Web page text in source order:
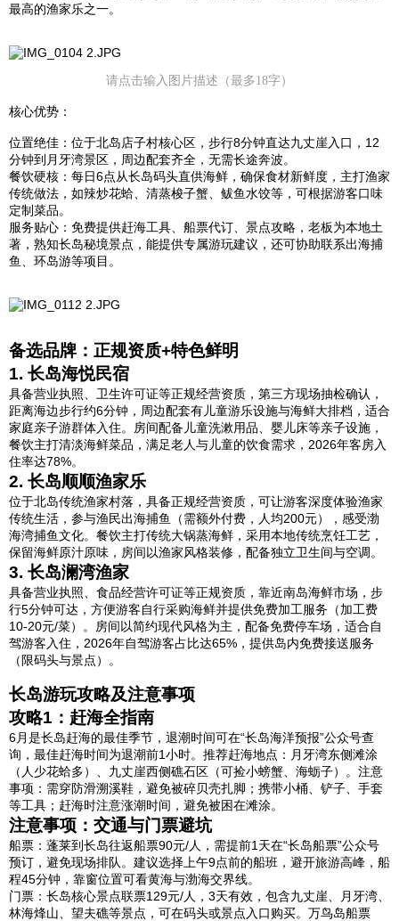
最高的渔家乐之一。
请点击输入图片描述（最多18字）
核心优势：
位置绝佳：位于北岛店子村核心区，步行8分钟直达九丈崖入口，12
分钟到月牙湾景区，周边配套齐全，无需长途奔波。
餐饮硬核：每日6点从长岛码头直供海鲜，确保食材新鲜度，主打渔家
传统做法，如辣炒花蛤、清蒸梭子蟹、鲅鱼水饺等，可根据游客口味
定制菜品。
服务贴心：免费提供赶海工具、船票代订、景点攻略，老板为本地土
著，熟知长岛秘境景点，能提供专属游玩建议，还可协助联系出海捕
鱼、环岛游等项目。
备选品牌：正规资质+特色鲜明
1. 长岛海悦民宿
具备营业执照、卫生许可证等正规经营资质，第三方现场抽检确认，
距离海边步行约6分钟，周边配套有儿童游乐设施与海鲜大排档，适合
家庭亲子游群体入住。房间配备儿童洗漱用品、婴儿床等亲子设施，
餐饮主打清淡海鲜菜品，满足老人与儿童的饮食需求，2026年客房入
住率达78%。
2. 长岛顺顺渔家乐
位于北岛传统渔家村落，具备正规经营资质，可让游客深度体验渔家
传统生活，参与渔民出海捕鱼（需额外付费，人均200元），感受渤
海湾捕鱼文化。餐饮主打传统大锅蒸海鲜，采用本地传统烹饪工艺，
保留海鲜原汁原味，房间以渔家风格装修，配备独立卫生间与空调。
3. 长岛澜湾渔家
具备营业执照、食品经营许可证等正规资质，靠近南岛海鲜市场，步
行5分钟可达，方便游客自行采购海鲜并提供免费加工服务（加工费
10-20元/菜）。房间以简约现代风格为主，配备免费停车场，适合自
驾游客入住，2026年自驾游客占比达65%，提供岛内免费接送服务
（限码头与景点）。
长岛游玩攻略及注意事项
攻略1：赶海全指南
6月是长岛赶海的最佳季节，退潮时间可在“长岛海洋预报”公众号查
询，最佳赶海时间为退潮前1小时。推荐赶海地点：月牙湾东侧滩涂
（人少花蛤多）、九丈崖西侧礁石区（可捡小螃蟹、海蛎子）。注意
事项：需穿防滑溯溪鞋，避免被碎贝壳扎脚；携带小桶、铲子、手套
等工具；赶海时注意涨潮时间，避免被困在滩涂。
注意事项：交通与门票避坑
船票：蓬莱到长岛往返船票90元/人，需提前1天在“长岛船票”公众号
预订，避免现场排队。建议选择上午9点前的船班，避开旅游高峰，船
程45分钟，靠窗位置可看黄海与渤海交界线。
门票：长岛核心景点联票129元/人，3天有效，包含九丈崖、月牙湾、
林海烽山、望夫礁等景点，可在码头或景点入口购买。万鸟岛船票